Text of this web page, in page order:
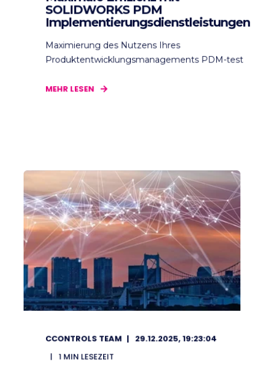
SOLIDWORKS PDM
Implementierungsdienstleistungen
Maximierung des Nutzens Ihres
Produktentwicklungsmanagements PDM-test
MEHR LESEN
CCONTROLS TEAM
29.12.2025, 19:23:04
1 MIN LESEZEIT